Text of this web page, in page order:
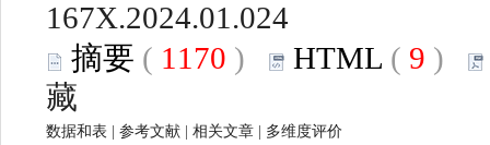
167X.2024.01.024
摘要 ( 1170 ) HTML ( 9 )
藏
数据和表 参考文献 相关文章 多维度评价